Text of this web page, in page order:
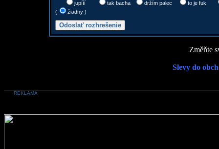
jupííí tak bacha držím palec
to je fuk
(
žiadny )
Změňte
Slevy do
REKLAMA